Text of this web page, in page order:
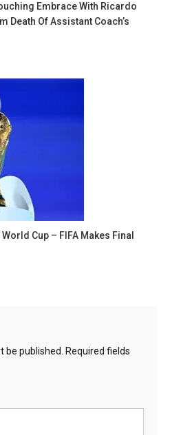
Embrace With Ricardo
Death Of Assistant Coach’s
Cup – FIFA Makes Final
be published.
Required fields